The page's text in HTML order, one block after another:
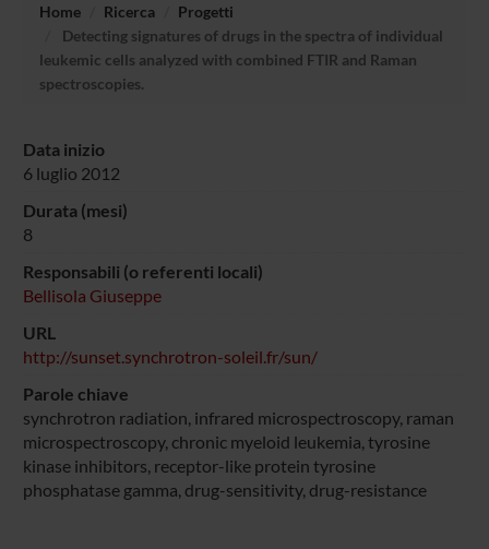
Home Ricerca
Progetti
Detecting signatures of drugs in the spectra of individual
leukemic cells analyzed with combined FTIR and Raman
spectroscopies.
Data inizio
6 luglio 2012
Durata (mesi)
8
Responsabili (o referenti locali)
Bellisola Giuseppe
URL
http://sunset.synchrotron-soleil.fr/sun/
Parole chiave
synchrotron radiation, infrared microspectroscopy, raman
microspectroscopy, chronic myeloid leukemia, tyrosine
kinase inhibitors, receptor-like protein tyrosine
phosphatase gamma, drug-sensitivity, drug-resistance